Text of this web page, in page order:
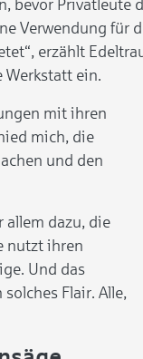
bevor Privatleute
Verwendung für
erzählt
ein.
mit ihren
mich, die
und den
allem dazu, die
nutzt ihren
Und das
Flair. Alle,